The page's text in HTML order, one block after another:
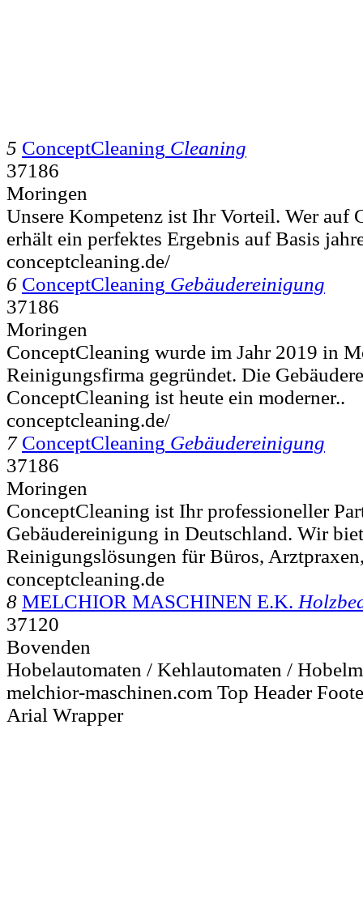
5 ConceptCleaning Cleaning
37186
Moringen
Unsere Kompetenz ist Ihr Vorteil. Wer auf
erhält ein perfektes Ergebnis auf Basis
conceptcleaning.de/
6 ConceptCleaning Gebäudereinigung
37186
Moringen
ConceptCleaning wurde im Jahr 2019 in
Reinigungsfirma gegründet. Die
ConceptCleaning ist heute ein moderner..
conceptcleaning.de/
7 ConceptCleaning Gebäudereinigung
37186
Moringen
ConceptCleaning ist Ihr professioneller
Gebäudereinigung in Deutschland. Wir
Reinigungslösungen für Büros,
conceptcleaning.de
8 MELCHIOR MASCHINEN E.K.
37120
Bovenden
Hobelautomaten / Kehlautomaten /
melchior-maschinen.com Top Header
Arial Wrapper